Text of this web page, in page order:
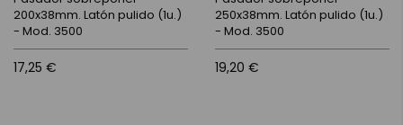
200x38mm. Latón pulido (1u.)
- Mod. 3500
17,25 €
250x38mm. Latón pulido (1u.)
- Mod. 3500
19,20 €